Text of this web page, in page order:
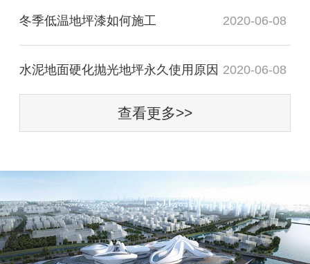
冬季低温地坪漆如何施工 2020-06-08
水泥地面硬化抛光地坪永久使用原因 2020-06-08
查看更多>>